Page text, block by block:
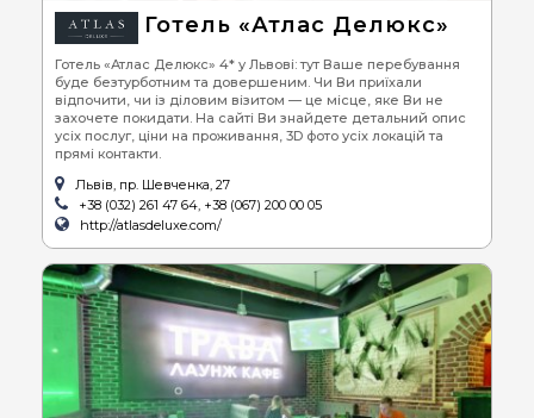
Готель «Атлас Делюкс»
Готель «Атлас Делюкс» 4* у Львові: тут Ваше перебування
буде безтурботним та довершеним. Чи Ви приїхали
відпочити, чи із діловим візитом — це місце, яке Ви не
захочете покидати. На сайті Ви знайдете детальний опис
усіх послуг, ціни на проживання, 3D фото усіх локацій та
прямі контакти.
Львів, пр. Шевченка, 27
+38 (032) 261 47 64, +38 (067) 200 00 05
http://atlasdeluxe.com/